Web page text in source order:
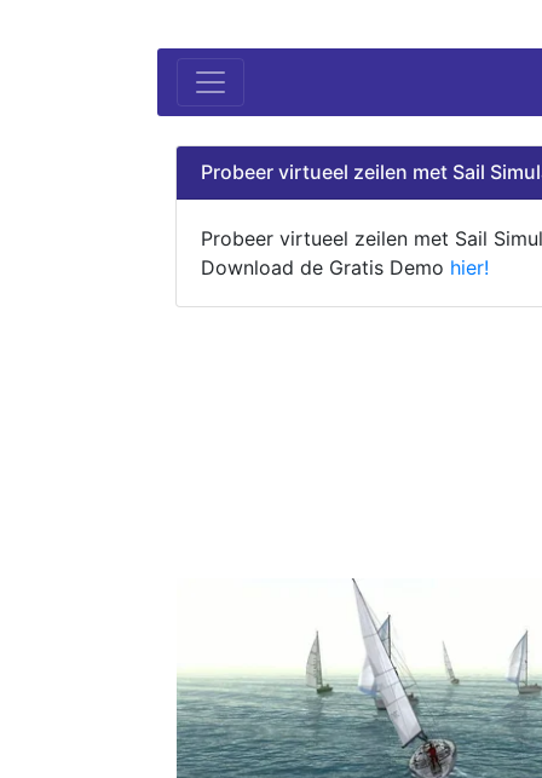
Probeer virtueel zeilen met Sail
Probeer virtueel zeilen met Sail
Download de Gratis Demo hier!